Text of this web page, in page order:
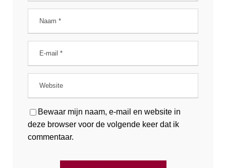
Bewaar mijn naam, e-mail en website in
deze browser voor de volgende keer dat ik
commentaar.